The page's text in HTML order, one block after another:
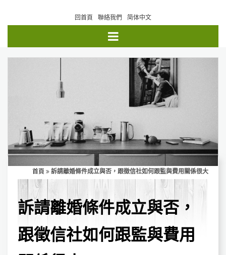
回首頁 聯絡我們 简体中文
首頁 訴請離婚條件成立與否，跟徵信社如何跟監與費用關係很大
訴請離婚條件成立與否，
跟徵信社如何跟監與費用